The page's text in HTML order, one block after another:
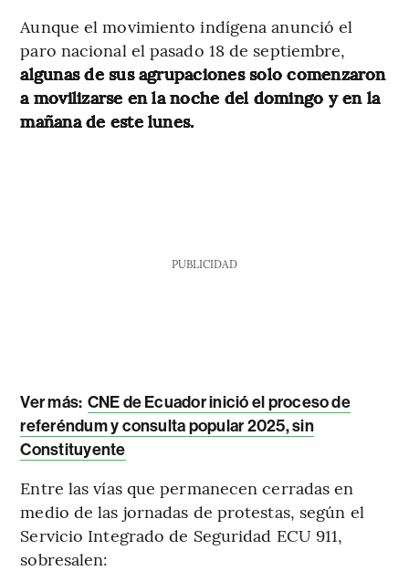
Aunque el movimiento indígena anunció el
paro nacional el pasado 18 de septiembre,
algunas de sus agrupaciones solo comenzaron
a movilizarse en la noche del domingo y en la
mañana de este lunes.
PUBLICIDAD
Ver más: CNE de Ecuador inició el proceso de
referéndum y consulta popular 2025, sin
Constituyente
Entre las vías que permanecen cerradas en
medio de las jornadas de protestas, según el
Servicio Integrado de Seguridad ECU 911,
sobresalen: